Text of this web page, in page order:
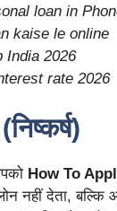
loan in
kaise le online
India 2026
rate 2026
How To
नहीं देता, बल्कि